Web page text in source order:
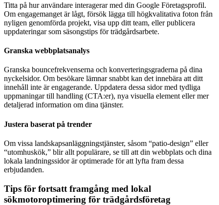
Titta på hur användare interagerar med din Google Företagsprofil.
Om engagemanget är lågt, försök lägga till högkvalitativa foton från
nyligen genomförda projekt, visa upp ditt team, eller publicera
uppdateringar som säsongstips för trädgårdsarbete.
Granska webbplatsanalys
Granska bouncefrekvenserna och konverteringsgraderna på dina
nyckelsidor. Om besökare lämnar snabbt kan det innebära att ditt
innehåll inte är engagerande. Uppdatera dessa sidor med tydliga
uppmaningar till handling (CTA:er), nya visuella element eller mer
detaljerad information om dina tjänster.
Justera baserat på trender
Om vissa landskapsanläggningstjänster, såsom “patio-design” eller
“utomhuskök,” blir allt populärare, se till att din webbplats och dina
lokala landningssidor är optimerade för att lyfta fram dessa
erbjudanden.
Tips för fortsatt framgång med lokal
sökmotoroptimering för trädgårdsföretag